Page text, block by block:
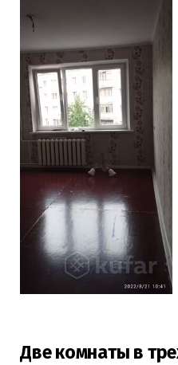
Две комнаты в